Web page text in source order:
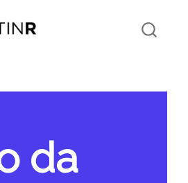
da